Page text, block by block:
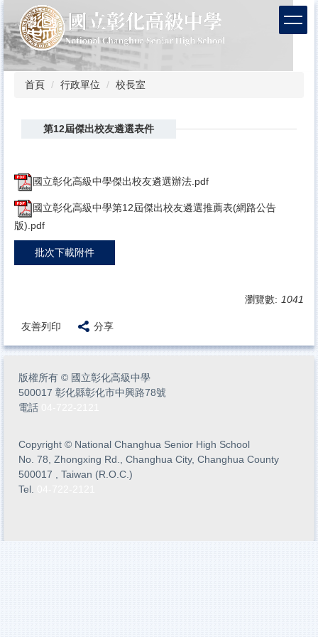
到
主
要
內
首頁 行政單位 校長室
第12屆傑出校友遴選表件
國立彰化高級中學傑出校友遴選辦法.pdf
國立彰化高級中學第12屆傑出校友遴選推薦表(網路公告
版).pdf
批次下載附件
瀏覽數: 1041
友善列印 分享
版權所有 © 國立彰化高級中學
500017 彰化縣彰化市中興路78號
電話
Copyright © National Changhua Senior High School
No. 78, Zhongxing Rd., Changhua City, Changhua County
500017 , Taiwan (R.O.C.)
Tel.